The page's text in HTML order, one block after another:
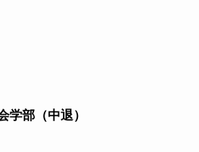
部（中退）